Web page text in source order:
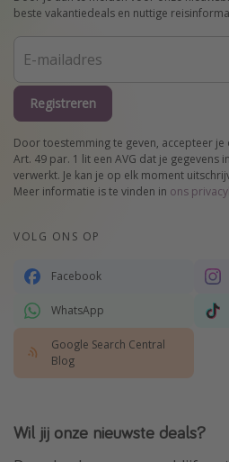
beste vakantiedeals en nuttige
Registreren
Door toestemming te geven, accepteer
Art. 49 par. 1 lit een AVG dat je gegevens
verwerkt. Je kan je op elk moment
Meer informatie is te vinden in ons
VOLG ONS OP
Facebook
WhatsApp
Google Search Central
Blog
Wil jij onze nieuwste deals?